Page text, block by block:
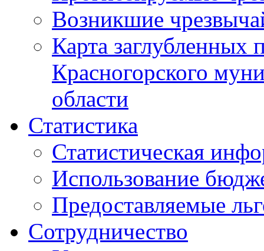
Возникшие
Карта
Красногорского
области
Статистика
Статистическая
Использование
Предоставляемые
Сотрудничество